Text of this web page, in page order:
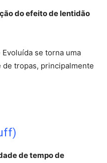
do efeito de lentidão
se torna uma
tropas, principalmente
de tempo de